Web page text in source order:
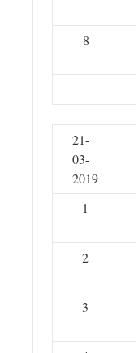
8
21-
03-
2019
1
2
3